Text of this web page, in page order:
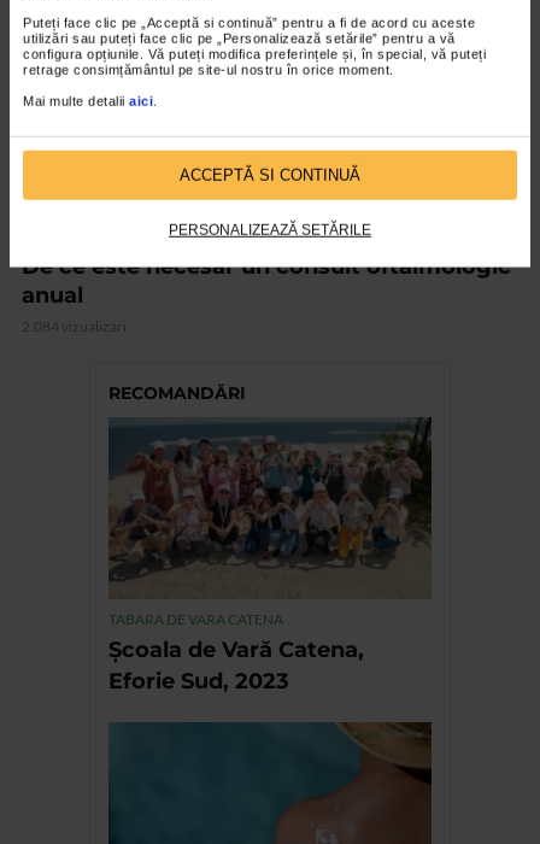
Puteți face clic pe „Acceptă si continuă” pentru a fi de acord cu aceste
utilizări sau puteți face clic pe „Personalizează setările” pentru a vă
configura opțiunile. Vă puteți modifica preferințele și, în special, vă puteți
retrage consimțământul pe site-ul nostru în orice moment.
Mai multe detalii aici
ACCEPTĂ SI CONTINUĂ
PERSONALIZEAZĂ SETĂRILE
De ce este necesar un consult oftalmologic
anual
2.084 vizualizari
RECOMANDĂRI
TABARA DE VARA CATENA
Școala de Vară Catena,
Eforie Sud, 2023